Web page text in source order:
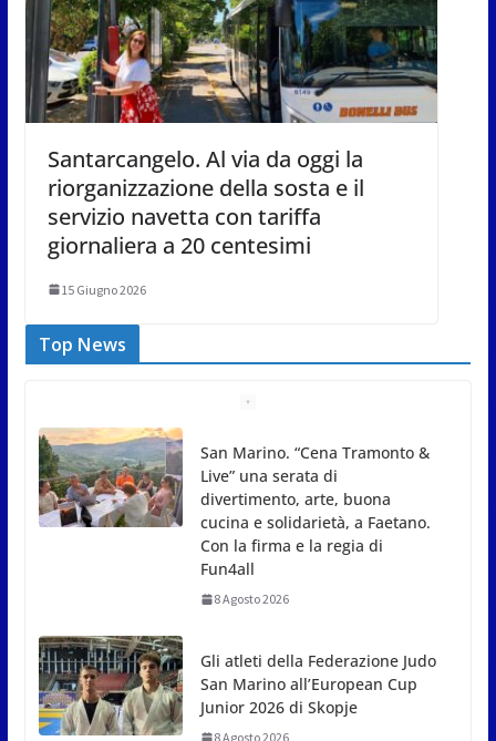
Santarcangelo. Al via da oggi la
riorganizzazione della sosta e il
servizio navetta con tariffa
giornaliera a 20 centesimi
15 Giugno 2026
Top News
Gli atleti della Federazione Judo
San Marino all’European Cup
Junior 2026 di Skopje
8 Agosto 2026
L’arte perde uno dei suoi maestri: si è spento a 91
8 Agosto 2026
A Oltremare 2.0 a Riccione in migliaia per
incontrare i DinsiemE